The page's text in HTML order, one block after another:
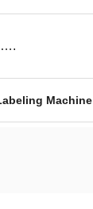
Machine